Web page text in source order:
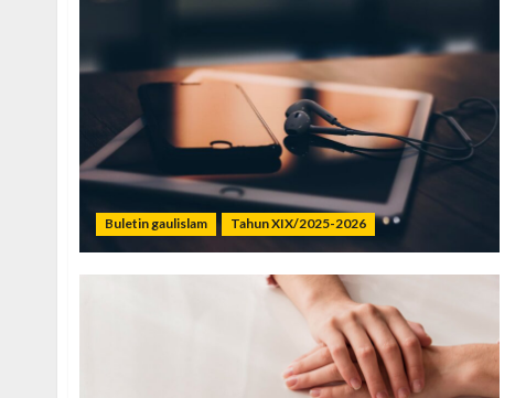
Buletin gaulislam Tahun XIX/2025-2026